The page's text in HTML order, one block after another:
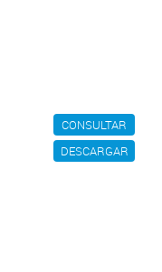
CONSULTAR
DESCARGAR